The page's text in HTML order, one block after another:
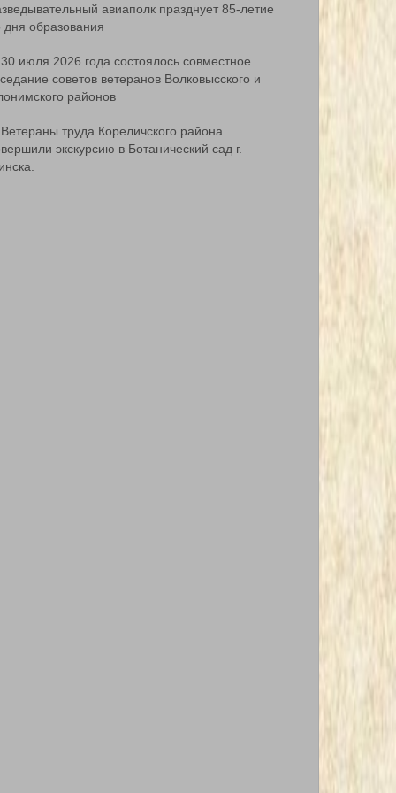
авиаполк празднует 85-летие
дня образования
30 июля 2026 года состоялось совместное
советов ветеранов Волковысского и
районов
Ветераны труда Кореличского района
экскурсию в Ботанический сад г.